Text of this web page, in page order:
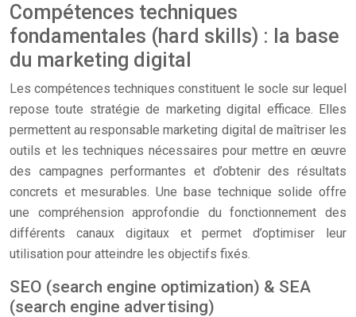
Compétences techniques
fondamentales (hard skills) : la base
du marketing digital
Les compétences techniques constituent le socle sur lequel
repose toute stratégie de marketing digital efficace. Elles
permettent au responsable marketing digital de maîtriser les
outils et les techniques nécessaires pour mettre en œuvre
des campagnes performantes et d’obtenir des résultats
concrets et mesurables. Une base technique solide offre
une compréhension approfondie du fonctionnement des
différents canaux digitaux et permet d’optimiser leur
utilisation pour atteindre les objectifs fixés.
SEO (search engine optimization) & SEA
(search engine advertising)